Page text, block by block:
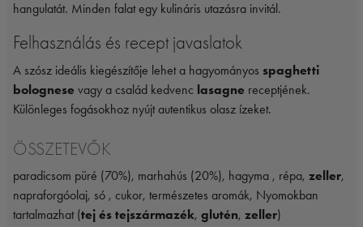
hangulatát. Minden falat egy kulináris utazásra invitál.
Felhasználás és recept javaslatok
A szósz ideális kiegészítője lehet a hagyományos spaghetti
bolognese vagy a család kedvenc lasagne receptjének.
Különleges fogásokhoz nyújt autentikus olasz ízeket.
ÖSSZETEVŐK
paradicsom püré (70%), marhahús (20%), hagyma , répa, zeller,
napraforgóolaj, só , cukor, természetes aromák, Nyomokban
tartalmazhat (tej és tejszármazék, glutén, zeller)